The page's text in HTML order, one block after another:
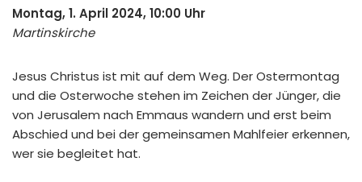
Montag, 1. April 2024, 10:00 Uhr
Martinskirche
Jesus Christus ist mit auf dem Weg. Der Ostermontag
und die Osterwoche stehen im Zeichen der Jünger, die
von Jerusalem nach Emmaus wandern und erst beim
Abschied und bei der gemeinsamen Mahlfeier erkennen,
wer sie begleitet hat.